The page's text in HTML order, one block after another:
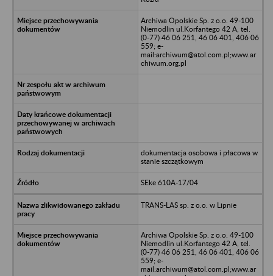
Archiwa Opolskie Sp. z o.o. 49-100
Niemodlin ul.Korfantego 42 A, tel.
(0-77) 46 06 251, 46 06 401, 406 06
559; e-
mail:archiwum@atol.com.pl;www.ar
chiwum.org.pl
dokumentacja osobowa i płacowa w
stanie szczątkowym
SEke 610A-17/04
TRANS-LAS sp. z o.o. w Lipnie
Archiwa Opolskie Sp. z o.o. 49-100
Niemodlin ul.Korfantego 42 A, tel.
(0-77) 46 06 251, 46 06 401, 406 06
559; e-
mail:archiwum@atol.com.pl;www.ar